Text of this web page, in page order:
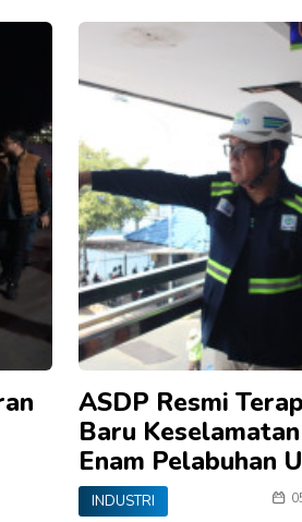
ASDP Resmi
Baru
Enam Pelabuhan
INDUSTRI